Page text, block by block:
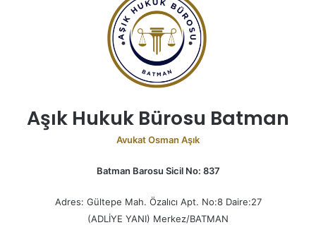
Aşık Hukuk Bürosu Batman
Avukat Osman Aşık
Batman Barosu Sicil No: 837
Adres: Gültepe Mah. Özalıcı Apt. No:8 Daire:27
(ADLİYE YANI) Merkez/BATMAN